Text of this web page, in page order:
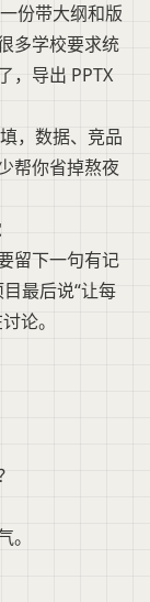
份带大纲和版
多学校要求统
，导出 PPTX
，数据、竞品
帮你省掉熬夜
留下一句有记
最后说“让每
论。